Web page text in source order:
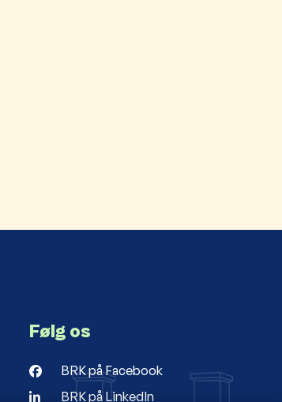
Følg os
BRK på Facebook
BRK på LinkedIn